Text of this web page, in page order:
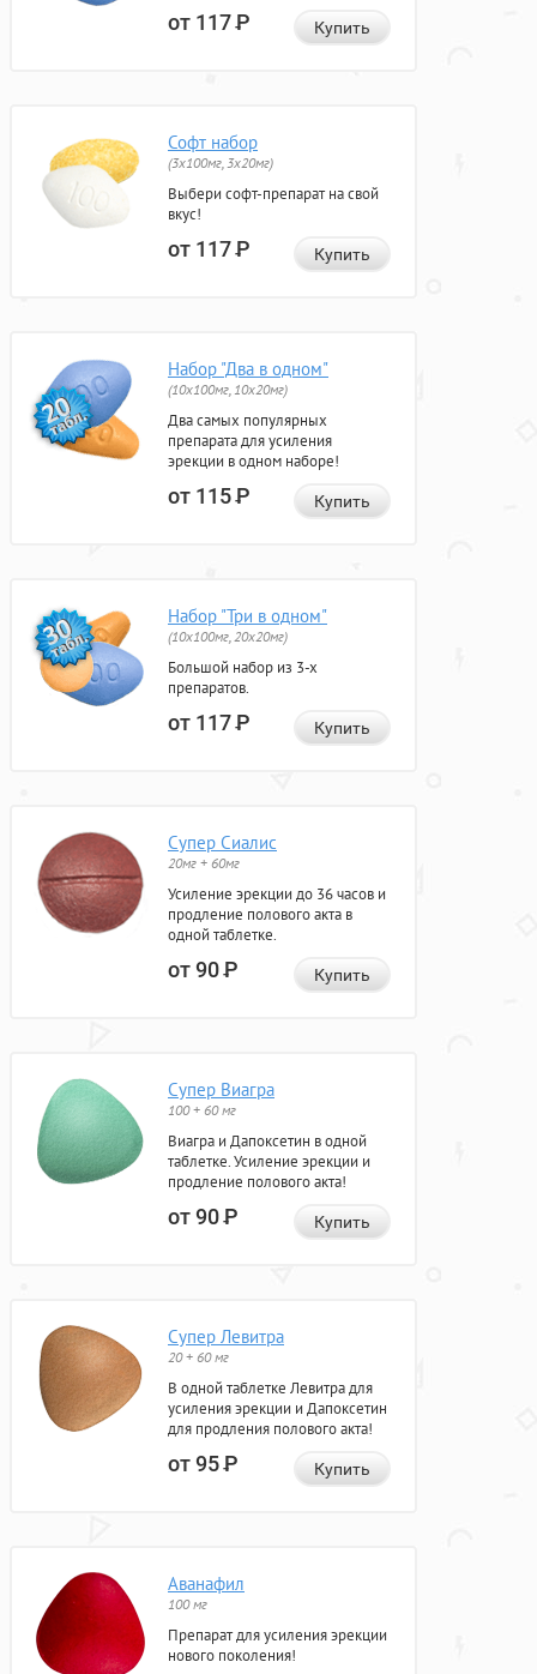
от 117Р Купить
Софт набор
(3x100мг, 3x20мг)
Выбери софт-препарат на свой
вкус!
от 117Р Купить
Набор "Два в одном"
(10x100мг, 10x20мг)
Два самых популярных
препарата для усиления
эрекции в одном наборе!
от 115Р Купить
Набор "Три в одном"
(10x100мг, 20x20мг)
Большой набор из 3-х
препаратов.
от 117Р Купить
Супер Сиалис
20мг + 60мг
Усиление эрекции до 36 часов и
продление полового акта в
одной таблетке.
от 90Р Купить
Супер Виагра
100 + 60 мг
Виагра и Дапоксетин в одной
таблетке. Усиление эрекции и
продление полового акта!
от 90Р Купить
Супер Левитра
20 + 60 мг
В одной таблетке Левитра для
усиления эрекции и Дапоксетин
для продления полового акта!
от 95Р Купить
Аванафил
100 мг
Препарат для усиления эрекции
нового поколения!